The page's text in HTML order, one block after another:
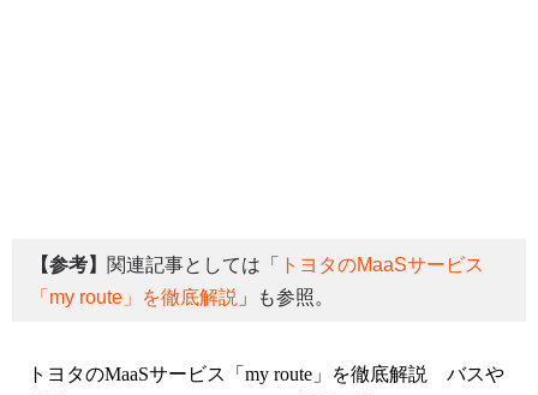
【参考】 関連記事としては「
トヨタのMaaSサービス
「my route」を徹底解説 」も参照。
トヨタのMaaSサービス「my route」を徹底解説 バスや